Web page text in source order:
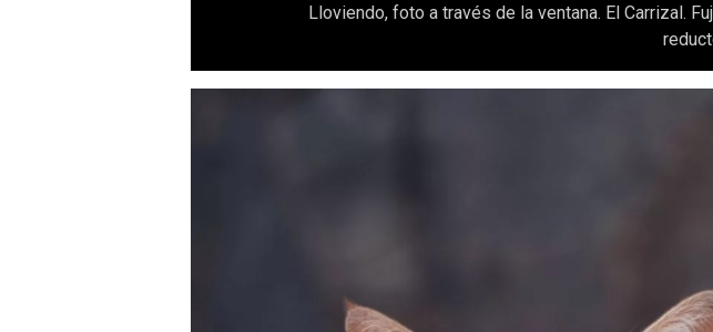
Lloviendo, foto a través de la ventana. El Carrizal.